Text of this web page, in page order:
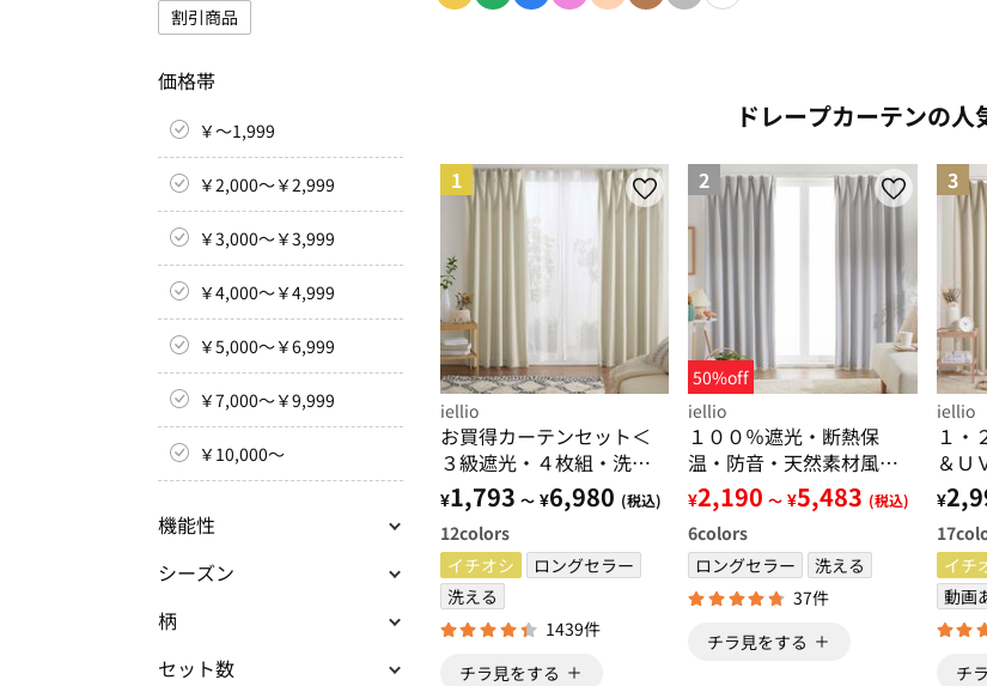
割引商品
価格帯
￥～1,999
￥2,000～￥2,999
￥3,000～￥3,999
￥4,000～￥4,999
￥5,000～￥6,999
￥7,000～￥9,999
￥10,000～
機能性
シーズン
柄
セット数
ドレープカーテンの人
1
iellio
お買得カーテンセット＜
３級遮光・４枚組・洗え
る・既製サイズ・無地＞
¥1,793 ～ ¥6,980 (税込)
12colors
イチオシ
ロングセラー
洗える
1439件
チラ見をする
2
50%off
iellio
１００％遮光・断熱保
温・防音・天然素材風カ
ーテン
¥2,190 ～ ¥5,483 (税込)
6colors
ロングセラー
洗える
37件
チラ見をする
3
iellio
１・
＆Ｕ
付カ
組・
無地
¥
17
イチ
動画
チ